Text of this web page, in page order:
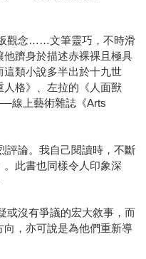
觀念……文筆靈巧，不時滑
躋身於描述赤裸裸且極具
類小說多半出於十九世
格》、左拉的《人面獸
線上藝術雜誌《Arts
評論。我自己閱讀時，不斷
此書也同樣令人印象深
或沒有爭議的宏大敘事，而
，亦可說是為他們重新導